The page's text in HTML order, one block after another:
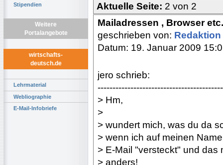
Stipendien
Weitere
Portalangebote
wirtschafts-
deutsch.de
Lehrmaterial
Webliographie
E-Mail-Infobriefe
Aktuelle Seite: 2 von 2
Mailadressen , Browser
geschrieben von: Redaktion
Datum: 19. Januar 2009
jero schrieb:
> Hm,
>
> wundert mich, was du da
> wenn ich auf meinen
> E-Mail "versteckt" und das
> anders!